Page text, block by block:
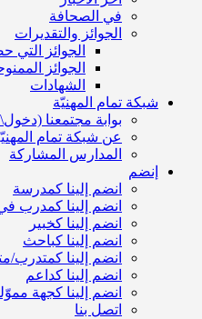
في الصحافة
الجوائز والتقديرات
الجوائز التي
الجوائز
الشهادات
شبكة تمام المهنيّة
بوابة مجتمعنا
عن شبكة تمام
المدارس المشاركة
إنضم
انضم إلينا كمدرسة
انضم إلينا كمدرب
انضم إلينا كخبير
انضم إلينا كباحث
انضم إلينا كمتدرب/
انضم إلينا كداعم
انضم إلينا كجهة
اتصل بنا